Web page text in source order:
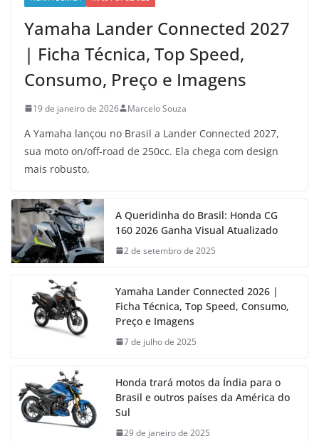
Yamaha Lander Connected 2027
| Ficha Técnica, Top Speed,
Consumo, Preço e Imagens
19 de janeiro de 2026 Marcelo Souza
A Yamaha lançou no Brasil a Lander Connected 2027,
sua moto on/off-road de 250cc. Ela chega com design
mais robusto,
A Queridinha do Brasil: Honda CG
160 2026 Ganha Visual Atualizado
2 de setembro de 2025
Yamaha Lander Connected 2026 |
Ficha Técnica, Top Speed, Consumo,
Preço e Imagens
7 de julho de 2025
Honda trará motos da Índia para o
Brasil e outros países da América do
Sul
29 de janeiro de 2025